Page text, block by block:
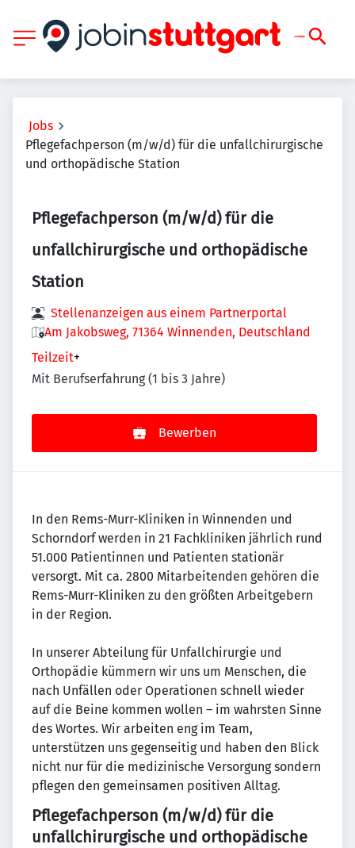
Jobs
Pflegefachperson (m/w/d) für die unfallchirurgische
und orthopädische Station
Pflegefachperson (m/w/d) für die
unfallchirurgische und orthopädische
Station
Stellenanzeigen aus einem Partnerportal
Am Jakobsweg, 71364 Winnenden, Deutschland
Teilzeit+
Mit Berufserfahrung (1 bis 3 Jahre)
Bewerben
In den Rems-Murr-Kliniken in Winnenden und
Schorndorf werden in 21 Fachkliniken jährlich rund
51.000 Patientinnen und Patienten stationär
versorgt. Mit ca. 2800 Mitarbeitenden gehören die
Rems-Murr-Kliniken zu den größten Arbeitgebern
in der Region.
In unserer Abteilung für Unfallchirurgie und
Orthopädie kümmern wir uns um Menschen, die
nach Unfällen oder Operationen schnell wieder
auf die Beine kommen wollen – im wahrsten Sinne
des Wortes. Wir arbeiten eng im Team,
unterstützen uns gegenseitig und haben den Blick
nicht nur für die medizinische Versorgung sondern
pflegen den gemeinsamen positiven Alltag.
Pflegefachperson (m/w/d) für die
unfallchirurgische und orthopädische